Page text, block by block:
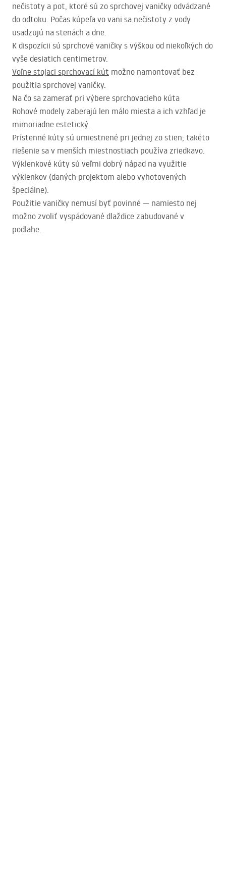
nečistoty a pot, ktoré sú zo sprchovej vaničky odvádzané
do odtoku. Počas kúpeľa vo vani sa nečistoty z vody
usadzujú na stenách a dne.
K dispozícii sú sprchové vaničky s výškou od niekoľkých do
vyše desiatich centimetrov.
Voľne stojaci sprchovací kút možno namontovať bez
použitia sprchovej vaničky.
Na čo sa zamerať pri výbere sprchovacieho kúta
Rohové modely zaberajú len málo miesta a ich vzhľad je
mimoriadne estetický.
Prístenné kúty sú umiestnené pri jednej zo stien; takéto
riešenie sa v menších miestnostiach používa zriedkavo.
Výklenkové kúty sú veľmi dobrý nápad na využitie
výklenkov (daných projektom alebo vyhotovených
špeciálne).
Použitie vaničky nemusí byť povinné — namiesto nej
možno zvoliť vyspádované dlaždice zabudované v
podlahe.